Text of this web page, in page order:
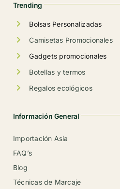
Trending
Bolsas Personalizadas
Camisetas Promocionales
Gadgets promocionales
Botellas y termos
Regalos ecológicos
Información General
Importación Asia
FAQ’s
Blog
Técnicas de Marcaje